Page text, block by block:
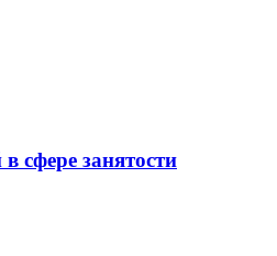
сфере занятости